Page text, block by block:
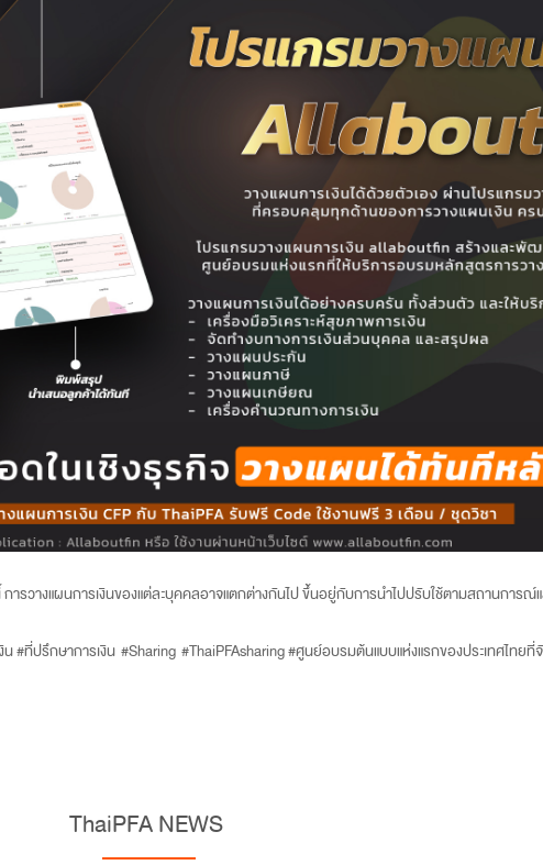
ารวางแผนการเงินของแต่ละบุคคลอาจแตกต่างกันไป ขึ้นอยู่กับการนำไปปรับใช้ตามสถานการณ์
งิน #ที่ปรึกษาการเงิน #Sharing #ThaiPFAsharing #ศูนย์อบรมต้นแบบแห่งแรกของประเทศไ
ThaiPFA NEWS